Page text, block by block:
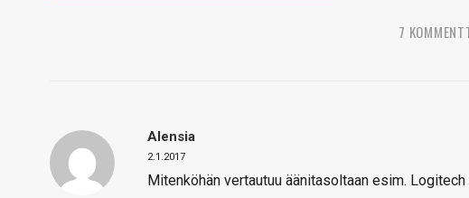
7
Alensia
2.1.2017
Mitenköhän vertautuu äänitasoltaan esim.